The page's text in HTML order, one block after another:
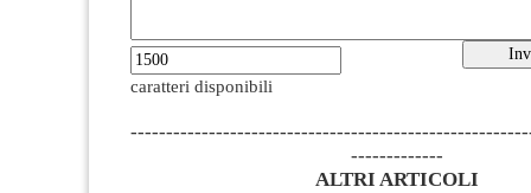
caratteri disponibili
-------------
ALTRI ARTICOLI